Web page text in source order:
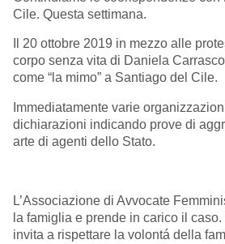
Cile. Questa settimana.
Il 20 ottobre 2019 in mezzo alle
corpo senza vita di Daniela
come “la mimo” a Santiago del Cile.
Immediatamente varie
dichiarazioni indicando prove di
arte di agenti dello Stato.
L’Associazione di Avvocate
la famiglia e prende in carico il caso.
invita a rispettare la volontá della